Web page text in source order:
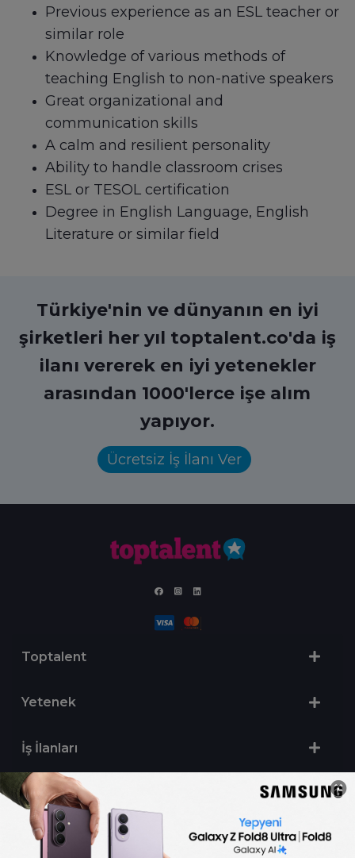
Previous experience as an ESL teacher or
similar role
Knowledge of various methods of
teaching English to non-native speakers
Great organizational and
communication skills
A calm and resilient personality
Ability to handle classroom crises
ESL or TESOL certification
Degree in English Language, English
Literature or similar field
Türkiye'nin ve dünyanın en iyi
şirketleri her yıl toptalent.co'da iş
ilanı vererek en iyi yetenekler
arasından 1000'lerce işe alım
yapıyor.
Ücretsiz İş İlanı Ver
Toptalent
Yetenek
İş İlanları
Sertifika Programları
Yetenek Testleri